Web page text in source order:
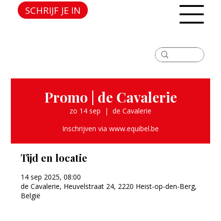
SCHRIJF JE IN
Promo | de Cavalerie
zo 14 sep
  |
de Cavalerie
Inschrijven via www.equibel.be
Tijd en locatie
14 sep 2025, 08:00
de Cavalerie, Heuvelstraat 24, 2220 Heist-op-den-Berg,
België